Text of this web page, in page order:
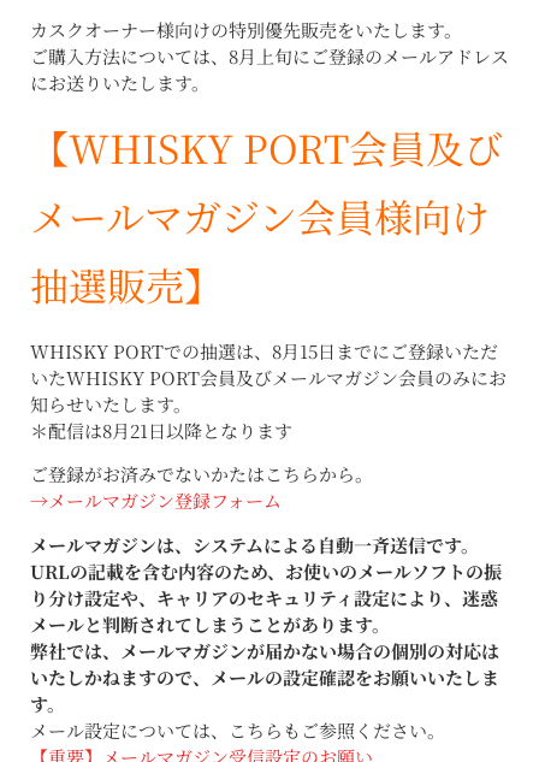
カスクオーナー様向けの特別優先販売をいたします。
ご購入方法については、8月上旬にご登録のメールアドレス
にお送りいたします。
【WHISKY PORT会員及び
メールマガジン会員様向け
抽選販売】
WHISKY PORTでの抽選は、8月15日までにご登録いただ
いたWHISKY PORT会員及びメールマガジン会員のみにお
知らせいたします。
＊配信は8月21日以降となります
ご登録がお済みでないかたはこちらから。
→メールマガジン登録フォーム
メールマガジンは、システムによる自動一斉送信です。
URLの記載を含む内容のため、お使いのメールソフトの振
り分け設定や、キャリアのセキュリティ設定により、迷惑
メールと判断されてしまうことがあります。
弊社では、メールマガジンが届かない場合の個別の対応は
いたしかねますので、メールの設定確認をお願いいたしま
す。
メール設定については、こちらもご参照ください。
【重要】メールマガジン受信設定のお願い